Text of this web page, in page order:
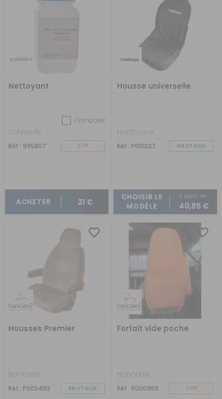
Nettoyant
Comparer
Schnierle
Réf : 995807
SUR
ACHETER 21 €
Housse universelle
Northcore
Réf : P001237 EN STOCK
CHOISIR LE
MODÈLE
A partir de :
40,95 €
Housses Premier
Bancarel
Réf : P000493 EN STOCK
Forfait vide poche
Bancarel
Réf : P000959
SUR